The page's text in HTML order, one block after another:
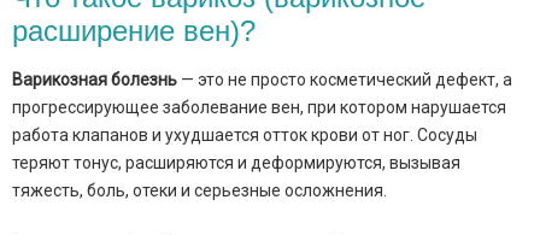
расширение вен)?
Варикозная болезнь — это не просто косметический дефект, а
прогрессирующее заболевание вен, при котором нарушается
работа клапанов и ухудшается отток крови от ног. Сосуды
теряют тонус, расширяются и деформируются, вызывая
тяжесть, боль, отеки и серьезные осложнения.